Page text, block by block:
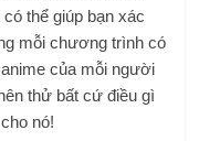
thể giúp bạn xác
mỗi chương trình có
của mỗi người
thử bất cứ điều gì
nó!